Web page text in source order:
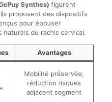
Synthes) figurent
proposent des dispositifs
pour épouser
naturels du rachis cervical.
Avantages
Mobilité préservée,
réduction risques
adjacent segment